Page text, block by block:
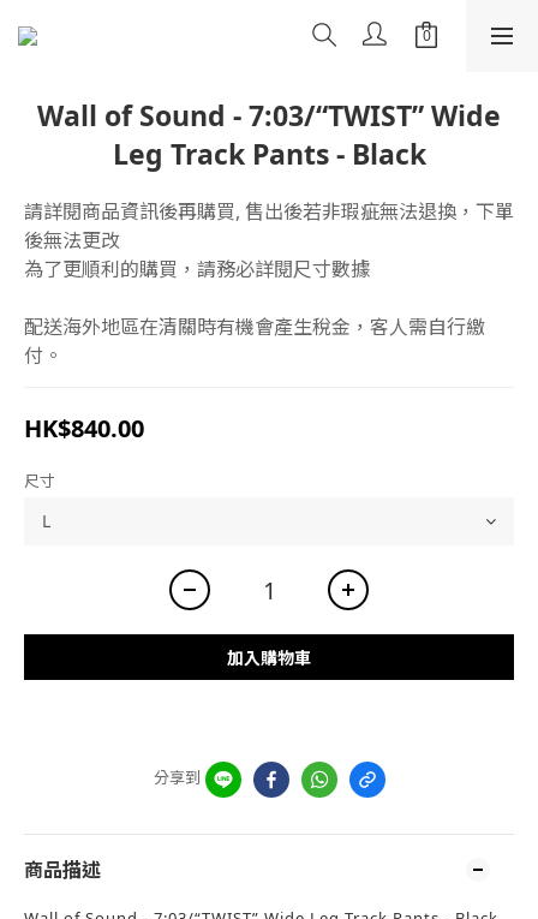
Wall of Sound - 7:03/“TWIST” Wide
Leg Track Pants - Black
請詳閱商品資訊後再購買, 售出後若非瑕疵無法退換，下單
後無法更改
為了更順利的購買，請務必詳閱尺寸數據
配送海外地區在清關時有機會產生稅金，客人需自行繳
付。
HK$840.00
尺寸
加入購物車
分享到
商品描述